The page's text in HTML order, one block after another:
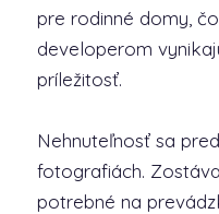
pre rodinné domy,
developerom
príležitosť.
Nehnuteľnosť sa
fotografiách.
potrebné na